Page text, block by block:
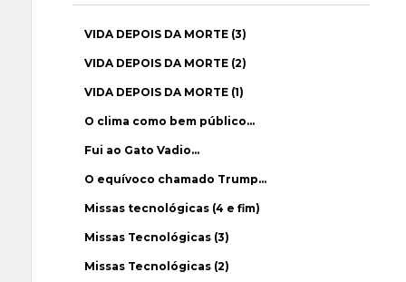
VIDA DEPOIS DA MORTE (3)
VIDA DEPOIS DA MORTE (2)
VIDA DEPOIS DA MORTE (1)
O clima como bem público…
Fui ao Gato Vadio…
O equívoco chamado Trump…
Missas tecnológicas (4 e fim)
Missas Tecnológicas (3)
Missas Tecnológicas (2)